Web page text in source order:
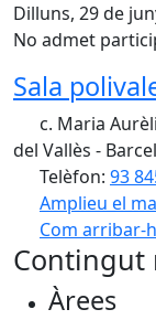
Dilluns, 29 de
No admet
Sala
c. Maria
del Vallès -
Telèfon: 93
Amplieu el
Com arribar-
+
−
Contingut
Àrees